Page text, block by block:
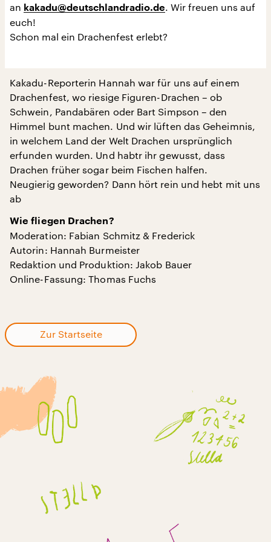
an kakadu@deutschlandradio.de
. Wir freuen uns auf
euch!
Schon mal ein Drachenfest erlebt?
Kakadu-Reporterin Hannah war für uns auf einem
Drachenfest, wo riesige Figuren-Drachen – ob
Schwein, Pandabären oder Bart Simpson – den
Himmel bunt machen. Und wir lüften das Geheimnis,
in welchem Land der Welt Drachen ursprünglich
erfunden wurden. Und habtr ihr gewusst, dass
Drachen früher sogar beim Fischen halfen.
Neugierig geworden? Dann hört rein und hebt mit uns
ab
Wie fliegen Drachen?
Moderation: Fabian Schmitz & Frederick
Autorin: Hannah Burmeister
Redaktion und Produktion: Jakob Bauer
Online-Fassung: Thomas Fuchs
Zur Startseite